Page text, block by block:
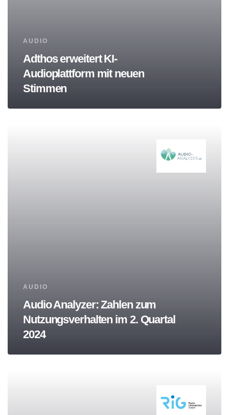
Tags
AUDIO
Adthos erweitert KI-
Audioplattform mit neuen
Stimmen
Tags
AUDIO
Audio Analyzer: Zahlen zum
Nutzungsverhalten im 2. Quartal
2024